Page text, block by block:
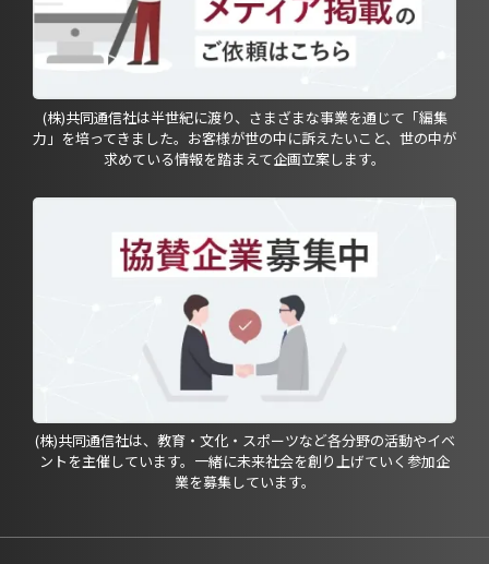
(株)共同通信社は半世紀に渡り、さまざまな事業を通じて「編集
力」を培ってきました。お客様が世の中に訴えたいこと、世の中が
求めている情報を踏まえて企画立案します。
(株)共同通信社は、教育・文化・スポーツなど各分野の活動やイベ
ントを主催しています。一緒に未来社会を創り上げていく参加企
業を募集しています。